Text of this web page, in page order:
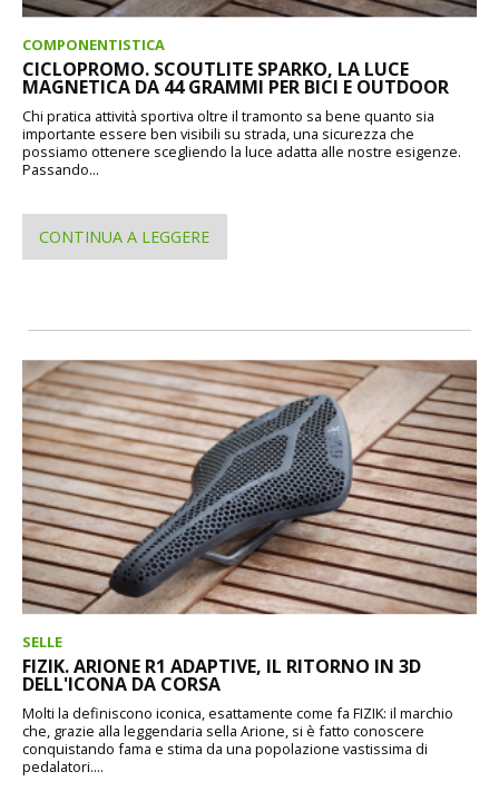
COMPONENTISTICA
CICLOPROMO. SCOUTLITE SPARKO, LA LUCE
MAGNETICA DA 44 GRAMMI PER BICI E OUTDOOR
Chi pratica attività sportiva oltre il tramonto sa bene quanto sia
importante essere ben visibili su strada, una sicurezza che
possiamo ottenere scegliendo la luce adatta alle nostre esigenze.
Passando...
CONTINUA A LEGGERE
SELLE
FIZIK. ARIONE R1 ADAPTIVE, IL RITORNO IN 3D
DELL'ICONA DA CORSA
Molti la definiscono iconica, esattamente come fa FIZIK: il marchio
che, grazie alla leggendaria sella Arione, si è fatto conoscere
conquistando fama e stima da una popolazione vastissima di
pedalatori....